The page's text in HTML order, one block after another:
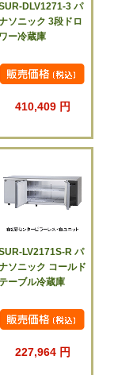
DLV1271-3 パ
ソニック 3段ドロ
ワー冷蔵庫
410,409 円
LV2171S-R パ
ソニック コールド
ーブル冷蔵庫
227,964 円